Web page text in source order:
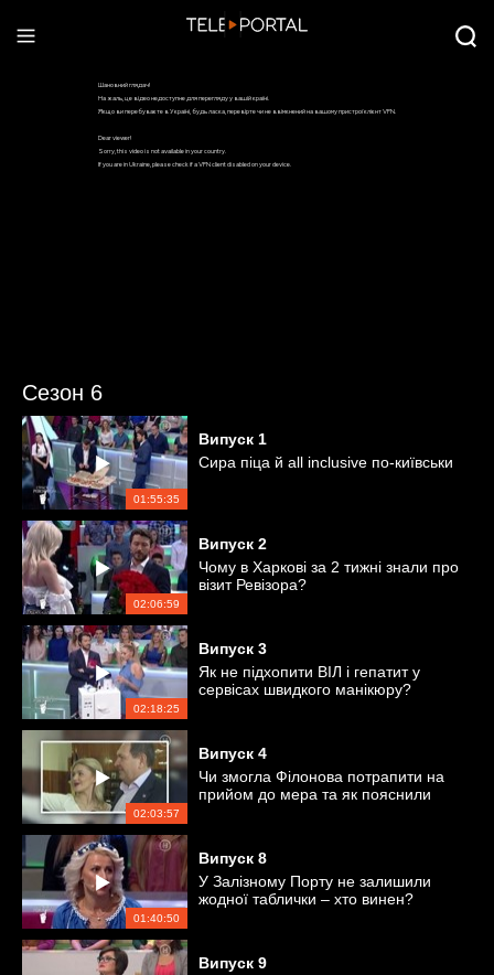
Сезон 6
01:55:35
Випуск 1
Сира піца й аll inclusive по-київськи
02:06:59
Випуск 2
Чому в Харкові за 2 тижні знали про
візит Ревізора?
02:18:25
Випуск 3
Як не підхопити ВІЛ і гепатит у
сервісах швидкого манікюру?
02:03:57
Випуск 4
Чи змогла Філонова потрапити на
прийом до мера та як пояснили
01:40:50
Випуск 8
У Залізному Порту не залишили
жодної таблички – хто винен?
Випуск 9